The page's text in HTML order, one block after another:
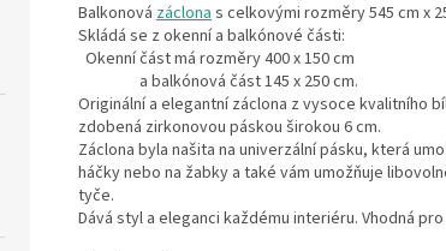
Balkonová záclonas celkovými rozměry 545 cm x
Skládá se z okenní a balkónové části:
Okenní část má rozměry 400 x 150 cm
a balkónová část 145 x 250 cm.
Originální a elegantní záclona z vysoce kvalitního
zdobená zirkonovou páskou širokou 6 cm.
Záclona byla našita na univerzální pásku, která
háčky nebo na žabky a také vám umožňuje
tyče.
Dává styl a eleganci každému interiéru. Vhodná